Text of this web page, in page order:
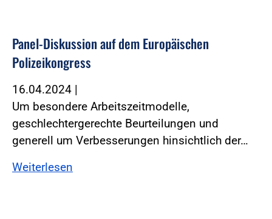
Panel-Diskussion auf dem Europäischen
Polizeikongress
16.04.2024 |
Um besondere Arbeitszeitmodelle,
geschlechtergerechte Beurteilungen und
generell um Verbesserungen hinsichtlich der…
Weiterlesen